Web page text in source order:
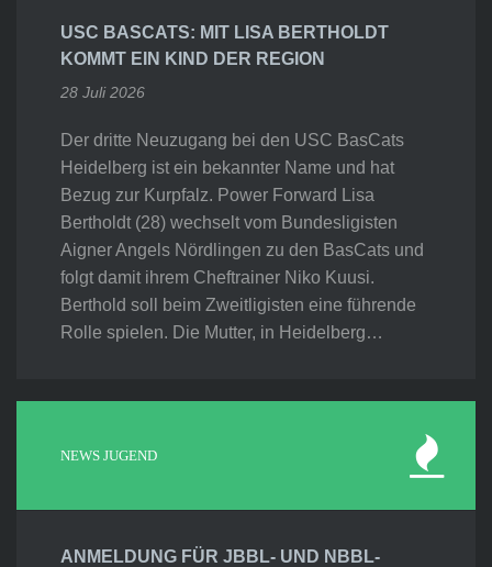
USC BASCATS: MIT LISA BERTHOLDT
KOMMT EIN KIND DER REGION
28 Juli 2026
Der dritte Neuzugang bei den USC BasCats
Heidelberg ist ein bekannter Name und hat
Bezug zur Kurpfalz. Power Forward Lisa
Bertholdt (28) wechselt vom Bundesligisten
Aigner Angels Nördlingen zu den BasCats und
folgt damit ihrem Cheftrainer Niko Kuusi.
Berthold soll beim Zweitligisten eine führende
Rolle spielen. Die Mutter, in Heidelberg…
NEWS JUGEND
ANMELDUNG FÜR JBBL- UND NBBL-